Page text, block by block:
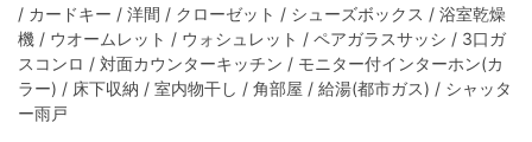
/ カードキー / 洋間 / クローゼット / シューズボックス / 浴室乾燥
機 / ウオームレット / ウォシュレット / ペアガラスサッシ / 3口ガ
スコンロ / 対面カウンターキッチン / モニター付インターホン(カ
ラー) / 床下収納 / 室内物干し / 角部屋 / 給湯(都市ガス) / シャッタ
ー雨戸